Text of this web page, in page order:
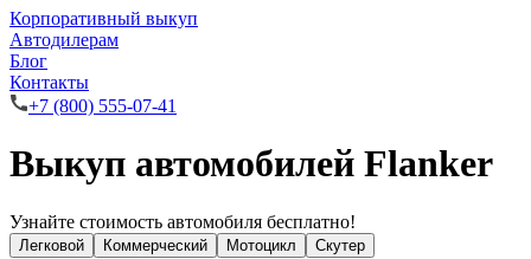
Корпоративный выкуп
Автодилерам
Блог
Контакты
+7 (800) 555-07-41
Выкуп автомобилей Flanker
Узнайте стоимость автомобиля бесплатно!
Легковой Коммерческий Мотоцикл Скутер